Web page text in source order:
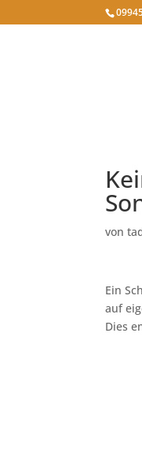
von
Ein
auf
Dies